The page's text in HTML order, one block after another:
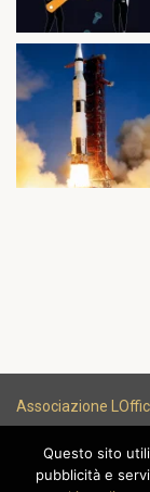
Associazione
Questo sito
pubblicità e